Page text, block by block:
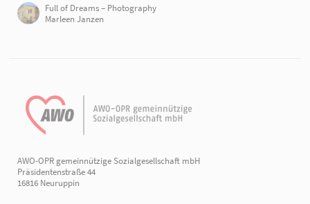
Full of Dreams – Photography
Marleen Janzen
AWO-OPR gemeinnützige Sozialgesellschaft mbH
Präsidentenstraße 44
16816 Neuruppin